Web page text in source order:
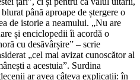
până aproape de ștergere o
de istorie a neamului. „Nu are
și enciclopedii îi acordă o
cu desăvârșire” – scrie
„cel mai avizat cunoscător al
a acestuia”. Surdina
ar avea câteva explicații: în